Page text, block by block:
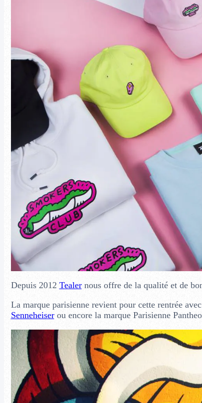
Depuis 2012 Tealernous offre de la qualité et de
La marque parisienne revient pour cette rentrée
Senneheiserou encore la marque Parisienne